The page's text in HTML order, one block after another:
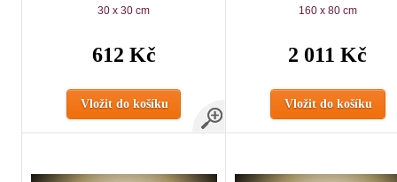
30 x 30 cm
612 Kč
Vložit do košíku
160 x 80 cm
2 011 Kč
Vložit do košíku